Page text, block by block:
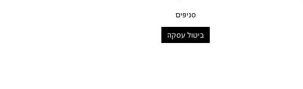
סניפים
ביטול עסקה